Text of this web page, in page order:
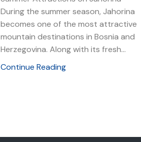
During the summer season, Jahorina
becomes one of the most attractive
mountain destinations in Bosnia and
Herzegovina. Along with its fresh...
Continue Reading